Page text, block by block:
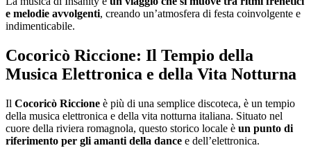
e melodie avvolgenti, creando un’atmosfera di festa coinvolgente e
indimenticabile.
Cocoricò Riccione: Il Tempio della
Musica Elettronica e della Vita Notturna
Il Cocoricò Riccione è più di una semplice discoteca, è un tempio
della musica elettronica e della vita notturna italiana. Situato nel
cuore della riviera romagnola, questo storico locale è un punto di
riferimento per gli amanti della dance e dell’elettronica.